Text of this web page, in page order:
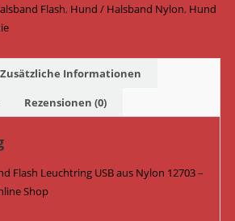
Flash, Hund / Halsband Nylon, Hund
Zusätzliche Informationen
Rezensionen (0)
Flash Leuchtring USB aus Nylon 12703 –
Shop